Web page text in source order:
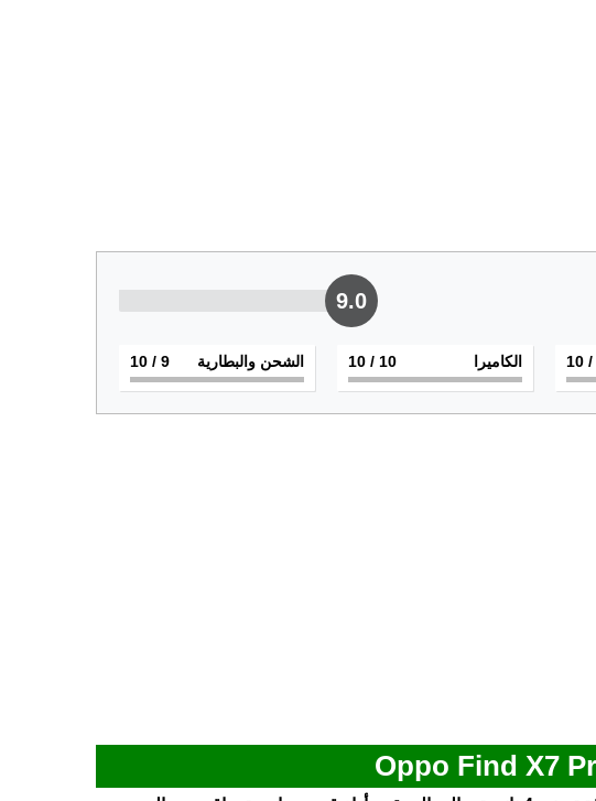
9.0
/ 10 الكاميرا 10
/ 10 الشحن والبطارية 9
/ 10